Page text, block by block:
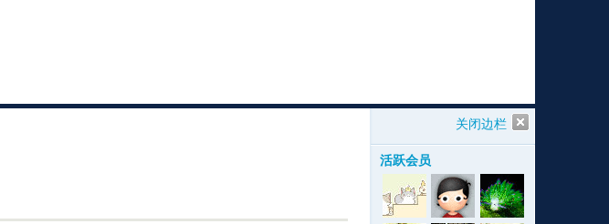
认
风
l
u
r
a
r
o
i
n
r
e
u 坛
风
大
镜
坛
办
机
关闭边栏
活跃会员